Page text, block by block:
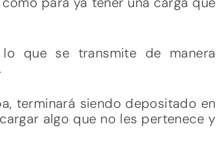
que se transmite de manera
terminará siendo depositado en
algo que no les pertenece y